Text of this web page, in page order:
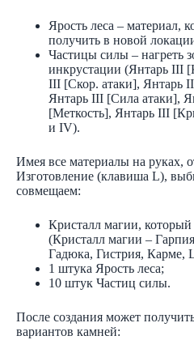
Ярость леса – материал,
получить в новой
Частицы силы – нагреть
инкрустации (Янтарь III
III [Скор. атаки], Янтарь
Янтарь III [Сила атаки],
[Меткость], Янтарь III
и IV).
Имея все материалы на руках,
Изготовление (клавиша L),
совмещаем:
Кристалл магии,
(Кристалл магии –
Гадюка, Гистрия, Карме,
1 штука Ярость леса;
10 штук Частиц силы.
После создания может
вариантов камней: